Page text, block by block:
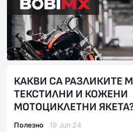
КАКВИ СА РАЗЛИКИТЕ
ТЕКСТИЛНИ И КОЖЕНИ
МОТОЦИКЛЕТНИ
Полезно
19 Jun 24